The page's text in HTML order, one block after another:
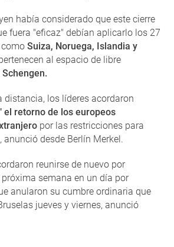
había considerado que este cierre
fuera "eficaz" debían aplicarlo los 27
como Suiza, Noruega, Islandia y
al espacio de libre
Schengen.
distancia, los líderes acordaron
el retorno de los europeos
por las restricciones para
, anunció desde Berlín Merkel.
reunirse de nuevo por
semana en un día por
anularon su cumbre ordinaria que
jueves y viernes, anunció